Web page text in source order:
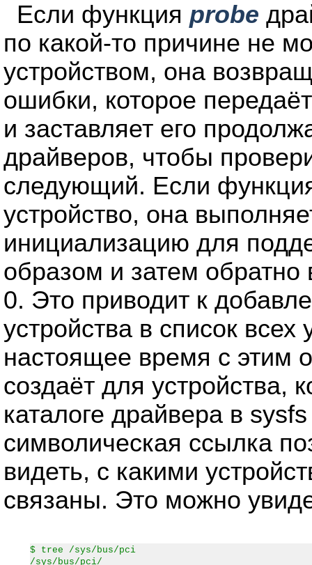
Если функция probe
по какой-то причине не
устройством, она
ошибки, которое
и заставляет его
драйверов, чтобы
следующий. Если
устройство, она
инициализацию для
образом и затем
0. Это приводит к
устройства в список всех
настоящее время с этим
создаёт для устройства,
каталоге драйвера в
символическая ссылка
видеть, с какими
связаны. Это можно
$ tree /sys/bus/pci
/sys/bus/pci/